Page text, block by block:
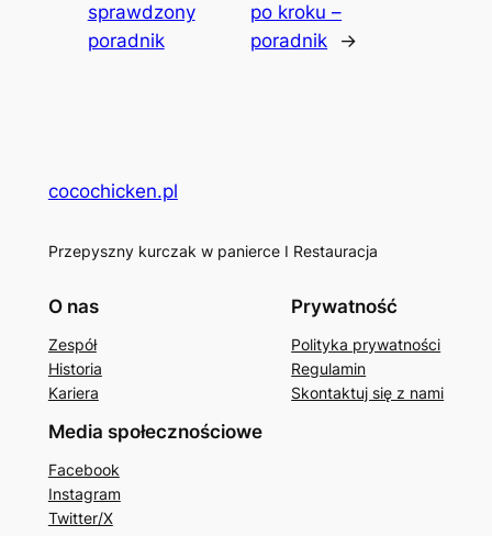
sprawdzony
poradnik
po kroku –
poradnik
→
cocochicken.pl
Przepyszny kurczak w panierce I Restauracja
O nas
Zespół
Historia
Kariera
Prywatność
Polityka prywatności
Regulamin
Skontaktuj się z nami
Media społecznościowe
Facebook
Instagram
Twitter/X